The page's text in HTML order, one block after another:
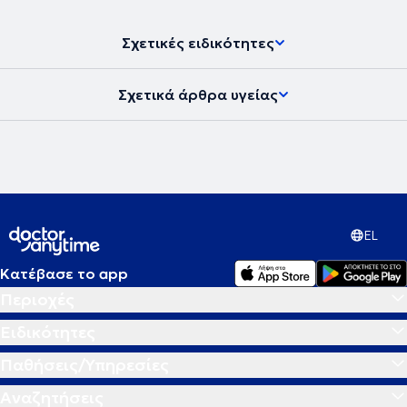
Σχετικές ειδικότητες
Σχετικά άρθρα υγείας
EL
Κατέβασε το app